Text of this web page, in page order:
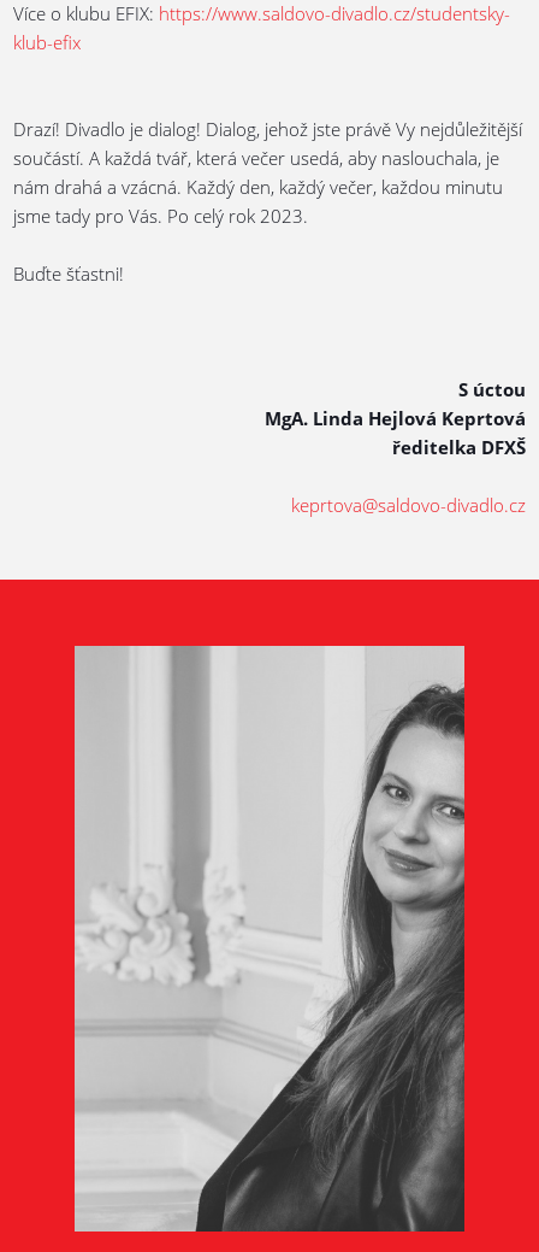
Více o klubu EFIX: https://www.saldovo-divadlo.cz/studentsky-
klub-efix
Drazí! Divadlo je dialog! Dialog, jehož jste právě Vy nejdůležitější
součástí. A každá tvář, která večer usedá, aby naslouchala, je
nám drahá a vzácná. Každý den, každý večer, každou minutu
jsme tady pro Vás. Po celý rok 2023.
Buďte šťastni!
S úctou
MgA. Linda Hejlová Keprtová
ředitelka DFXŠ
keprtova@saldovo-divadlo.cz